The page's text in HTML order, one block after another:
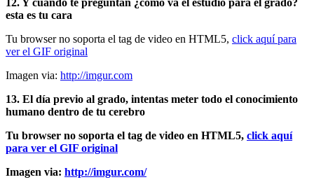
esta es tu cara
Tu browser no soporta el tag de video en HTML5, click aquí para
ver el GIF original
Imagen via: http://imgur.com
13. El día previo al grado, intentas meter todo el conocimiento
humano dentro de tu cerebro
Tu browser no soporta el tag de video en HTML5, click aquí
para ver el GIF original
Imagen via: http://imgur.com/